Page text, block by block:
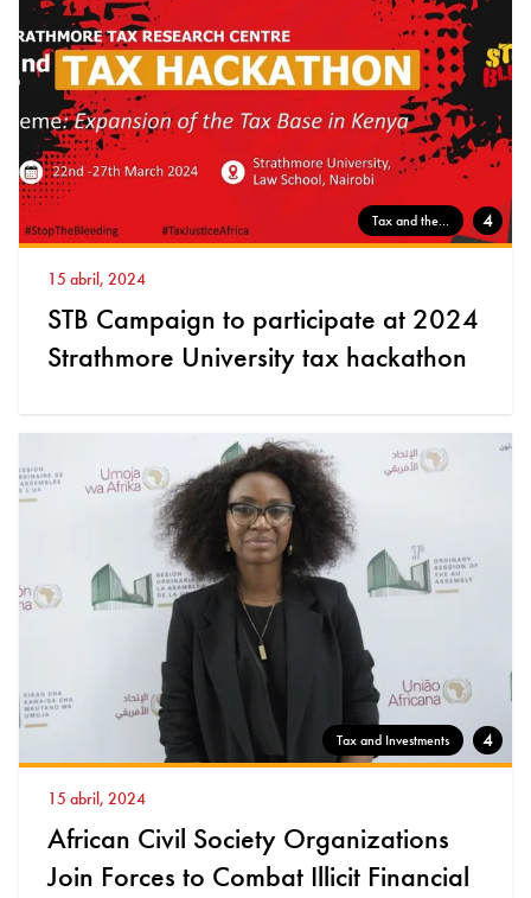
Tax and the... 4
15 abril, 2024
STB Campaign to participate at 2024
Strathmore University tax hackathon
Tax and Investments 4
15 abril, 2024
African Civil Society Organizations
Join Forces to Combat Illicit Financial